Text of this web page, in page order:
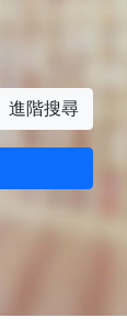
進階搜尋